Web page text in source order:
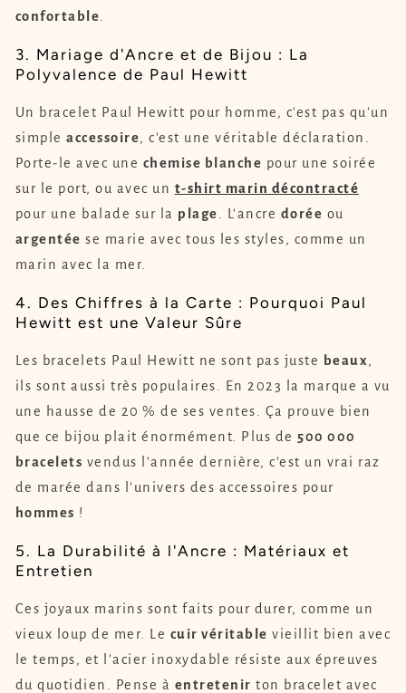
confortable.
3. Mariage d'Ancre et de Bijou : La
Polyvalence de Paul Hewitt
Un bracelet Paul Hewitt pour homme, c'est pas qu'un
simple accessoire, c'est une véritable déclaration.
Porte-le avec une chemise blanche pour une soirée
sur le port, ou avec un t-shirt marin décontracté
pour une balade sur la plage. L'ancre dorée ou
argentée se marie avec tous les styles, comme un
marin avec la mer.
4. Des Chiffres à la Carte : Pourquoi Paul
Hewitt est une Valeur Sûre
Les bracelets Paul Hewitt ne sont pas juste beaux,
ils sont aussi très populaires. En 2023 la marque a vu
une hausse de 20 % de ses ventes. Ça prouve bien
que ce bijou plait énormément. Plus de 500 000
bracelets vendus l'année dernière, c'est un vrai raz
de marée dans l'univers des accessoires pour
hommes !
5. La Durabilité à l'Ancre : Matériaux et
Entretien
Ces joyaux marins sont faits pour durer, comme un
vieux loup de mer. Le cuir véritable vieillit bien avec
le temps, et l'acier inoxydable résiste aux épreuves
du quotidien. Pense à entretenir ton bracelet avec